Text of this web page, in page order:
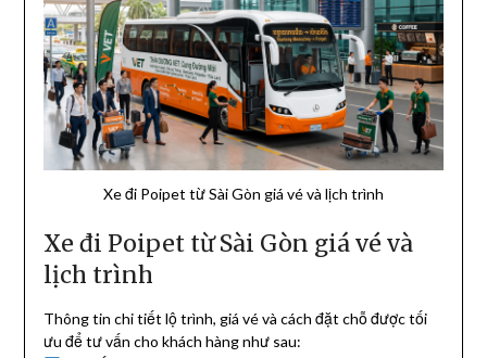
Xe đi Poipet từ Sài Gòn giá vé và lịch trình
Xe đi Poipet từ Sài Gòn giá vé và
lịch trình
Thông tin chi tiết lộ trình, giá vé và cách đặt chỗ được tối
ưu để tư vấn cho khách hàng như sau: